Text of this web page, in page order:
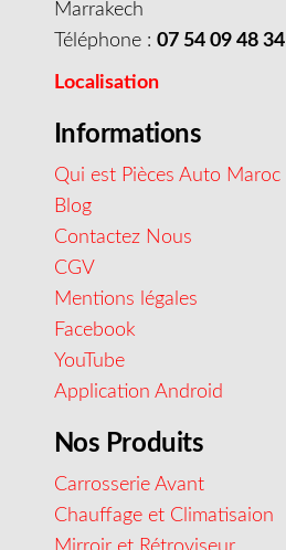
Marrakech
Téléphone : 07 54 09 48 34
Localisation
Informations
Qui est Pièces Auto Maroc
Blog
Contactez Nous
CGV
Mentions légales
Facebook
YouTube
Application Android
Nos Produits
Carrosserie Avant
Chauffage et Climatisaion